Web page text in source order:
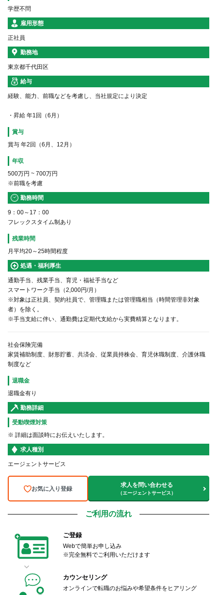
学歴不問
雇用形態
正社員
勤務地
東京都千代田区
給与
経験、能力、前職などを考慮し、当社規定により決定
・昇給 年1回（6月）
賞与
賞与 年2回（6月、12月）
年収
500万円 ~ 700万円
※前職を考慮
勤務時間
9：00～17：00
フレックスタイム制あり
残業時間
月平均20～25時間程度
処遇・福利厚生
通勤手当、残業手当、育児・福祉手当など
スマートワーク手当（2,000円/月）
※対象は正社員、契約社員で、管理職または管理職相当（時間管理非対象
者）を除く。
※手当支給に伴い、通勤費は定期代支給から実費精算となります。
社会保険完備
家賃補助制度、財形貯蓄、共済会、従業員持株会、育児休職制度、介護休職
制度など
退職金
退職金有り
勤務詳細
受動喫煙対策
※ 詳細は面談時にお伝えいたします。
求人種別
エージェントサービス
お気に入り登録
求人を問い合わせる
（エージェントサービス）
ご利用の流れ
ご登録
Webで簡単お申し込み
※完全無料でご利用いただけます
カウンセリング
オンラインで転職のお悩みや希望条件をヒアリング